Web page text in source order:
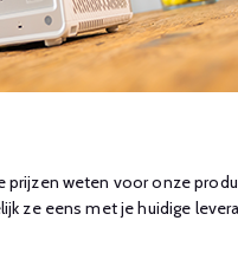
prijzen weten voor onze
ze eens met je huidige